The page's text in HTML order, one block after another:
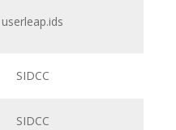
userleap.ids
SIDCC
SIDCC